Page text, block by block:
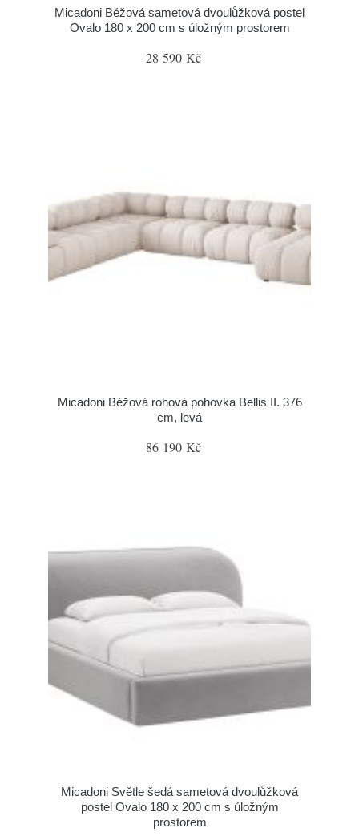
Micadoni Béžová sametová dvoulůžková postel
Ovalo 180 x 200 cm s úložným prostorem
28 590 Kč
Micadoni Béžová rohová pohovka Bellis II. 376
cm, levá
86 190 Kč
Micadoni Světle šedá sametová dvoulůžková
postel Ovalo 180 x 200 cm s úložným
prostorem